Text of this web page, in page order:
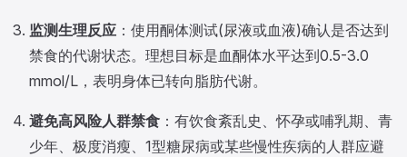
监测生理反应 ：使用酮体测试(尿液或血液)确认是否达到
禁食的代谢状态。理想目标是血酮体水平达到0.5-3.0
mmol/L，表明身体已转向脂肪代谢。
避免高风险人群禁食 ：有饮食紊乱史、怀孕或哺乳期、青
少年、极度消瘦、1型糖尿病或某些慢性疾病的人群应避